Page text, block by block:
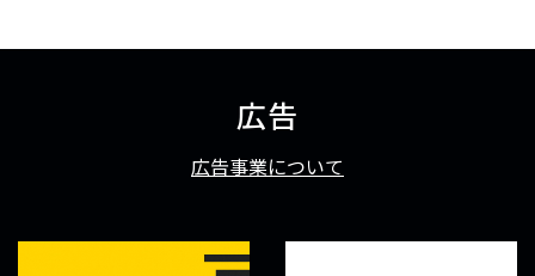
広告
広告事業について